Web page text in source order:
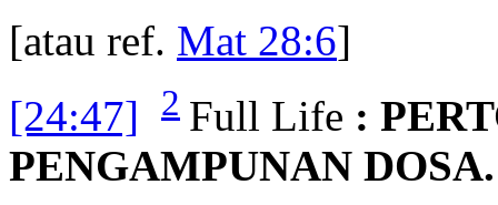
[atau ref. Mat 28:6]
[24:47]
2 Full Life :
PENGAMPUNAN DOSA.